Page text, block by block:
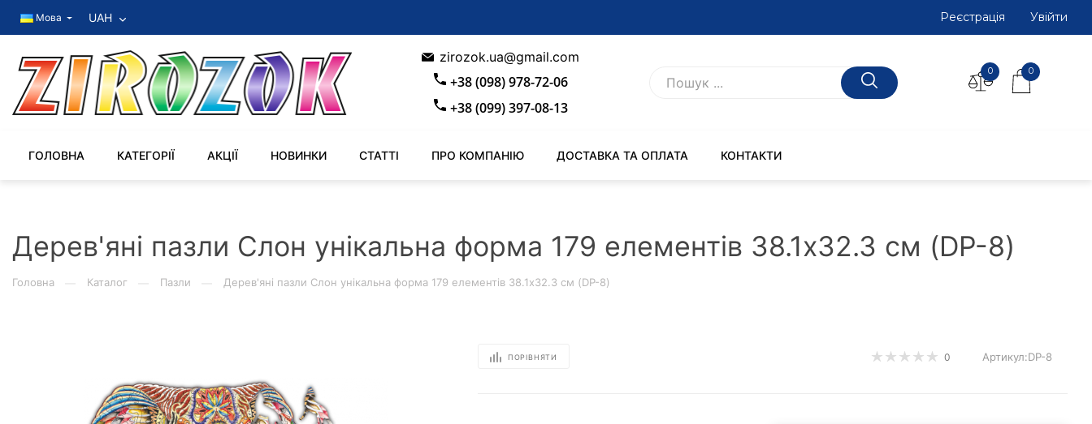
Мова UAH Реєстрація Увiйти
zirozok.ua@gmail.com
+38 (098) 978-72-06
+38 (099) 397-08-13
0 0
ГОЛОВНА КАТЕГОРІЇ АКЦІЇ НОВИНКИ СТАТТІ ПРО КОМПАНІЮ ДОСТАВКА ТА ОПЛАТА КОНТАКТИ
Дерев'яні пазли Слон унікальна форма 179 елементів 38.1х32.3 см (DP-8)
Головна Каталог Пазли Дерев'яні пазли Слон унікальна форма 179 елементів 38.1х32.3 см (DP-8)
ПОРІВНЯТИ 0 Артикул:DP-8